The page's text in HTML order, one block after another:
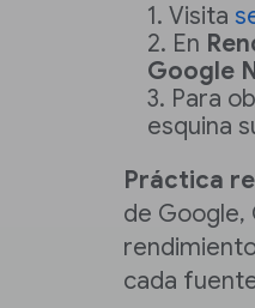
Visita
En
Google
Para
esquina
Práctica
de Google,
cada